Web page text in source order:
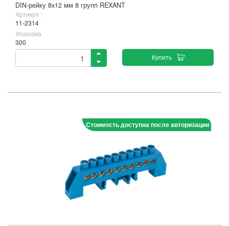
DIN-рейку 8x12 мм 8 групп REXANT
Артикул :
11-2314
Упаковка
300
Купить
Стоимость доступна после авторизации